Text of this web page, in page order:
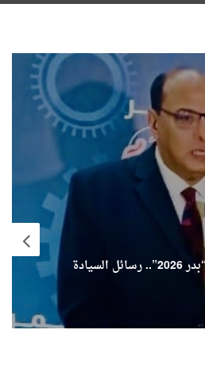
حسن عمار يكتب: مناورة “بدر 2026”.. رسائل السيادة